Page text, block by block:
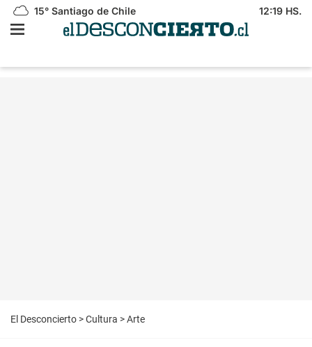
15° Santiago de Chile 12:19 HS.
El Desconcierto >Cultura >Arte